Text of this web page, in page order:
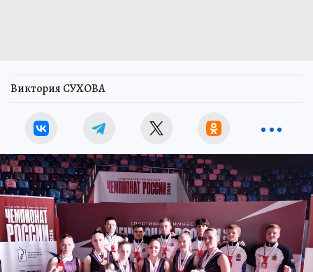
Виктория СУХОВА